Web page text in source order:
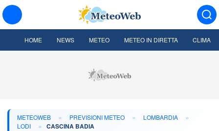
HOME NEWS METEO METEO IN DIRETTA CLIMA
METEOWEB » PREVISIONI METEO » LOMBARDIA »
LODI » CASCINA BADIA